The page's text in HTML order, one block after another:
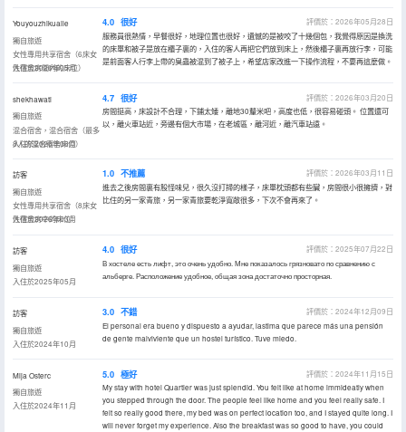
Youyouzhikuaile
獨自旅遊
女性專用共享宿舍（6床女
性宿舍房間內的床位）
入住於2026年05月
4.0 很好
評價於：2026年05月28日
服務員很熱情，早餐很好，地理位置也很好，遺憾的是被咬了十幾個包，我覺得原因是換洗
的床單和被子是放在櫃子裏的，入住的客人再把它們放到床上，然後櫃子裏再放行李，可能
是前面客人行李上帶的臭蟲被混到了被子上，希望店家改進一下操作流程，不要再這麼做。
shekhawati
獨自旅遊
混合宿舍，混合宿舍（最多
8人的混合宿舍床位）
入住於2026年03月
4.7 很好
評價於：2026年03月20日
房間挺高，床設計不合理，下鋪太矮，離地30釐米吧，高度也低，很容易碰頭。 位置還可
以，離火車站近，旁邊有個大市場，在老城區，離河近，離汽車站遠。
訪客
獨自旅遊
女性專用共享宿舍（8床女
性宿舍房中的床位）
入住於2026年03月
1.0 不推薦
評價於：2026年03月11日
進去之後房間裏有股怪味兒，很久沒打掃的樣子，床單枕頭都有些臟，房間很小很擁擠，對
比住的另一家青旅，另一家青旅要乾淨寬敞很多，下次不會再來了。
訪客
獨自旅遊
入住於2025年05月
4.0 很好
評價於：2025年07月22日
В хостеле есть лифт, это очень удобно. Мне показалось грязновато по сравнению с
альберге. Расположение удобное, общая зона достаточно просторная.
訪客
獨自旅遊
入住於2024年10月
3.0 不錯
評價於：2024年12月09日
El personal era bueno y dispuesto a ayudar, lastima que parece más una pensión
de gente malviviente que un hostel turístico. Tuve miedo.
Mija Osterc
獨自旅遊
入住於2024年11月
5.0 極好
評價於：2024年11月15日
My stay with hotel Quartier was just splendid. You felt like at home immideatly when
you stepped through the door. The people feel like home and you feel really safe. I
felt so really good there, my bed was on perfect location too, and I stayed quite long. I
will never forget my experience. Also the breakfast was so good to have, you could